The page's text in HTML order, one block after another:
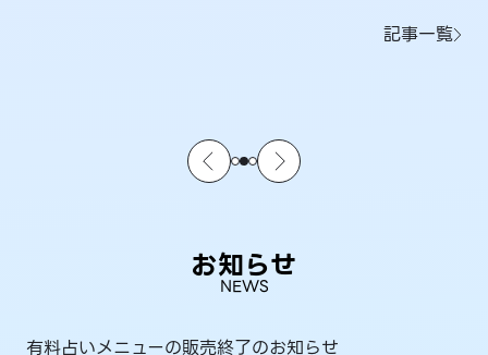
記事一覧
お知らせ
NEWS
有料占いメニューの販売終了のお知らせ